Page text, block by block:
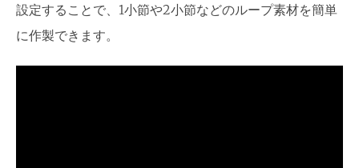
設定することで、1小節や2小節などのループ素材を簡単
に作製できます。